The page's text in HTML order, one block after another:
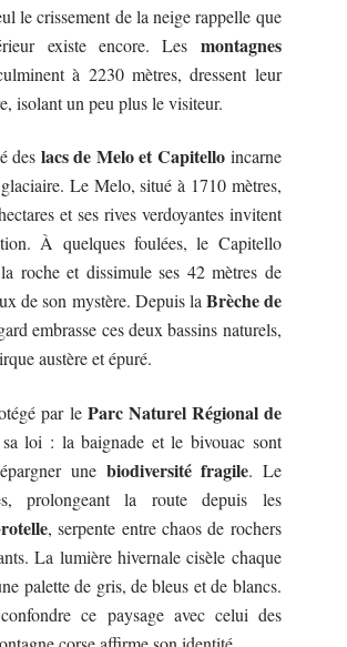
le crissement de la neige rappelle que
existe encore. Les montagnes
à 2230 mètres, dressent leur
isolant un peu plus le visiteur.
des lacs de Melo et Capitello incarne
Le Melo, situé à 1710 mètres,
et ses rives verdoyantes invitent
À quelques foulées, le Capitello
la roche et dissimule ses 42 mètres de
de son mystère. Depuis laBrèche de
embrasse ces deux bassins naturels,
austère et épuré.
par le Parc Naturel Régional de
loi : la baignade et le bivouac sont
une biodiversité fragile. Le
prolongeant la route depuis les
, serpente entre chaos de rochers
La lumière hivernale cisèle chaque
palette de gris, de bleus et de blancs.
ce paysage avec celui des